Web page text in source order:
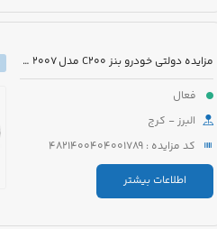
مزایده دولتی خودرو بنز C200 مدل 2007 رنگ خاکستری
فعال
البرز - کرج
کد مزایده : 4821400404001789
اطلاعات بیشتر